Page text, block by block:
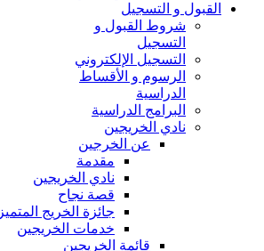
القبول و التسجيل
شروط القبول و
التسجيل
التسجيل الإلكتروني
الرسوم و الأقساط
الدراسية
البرامج الدراسية
نادي الخريجين
عن الخرجين
مقدمة
نادي الخريجين
قصة نجاح
جائزة الخريج المتميز
خدمات الخريجين
قائمة الخريجين